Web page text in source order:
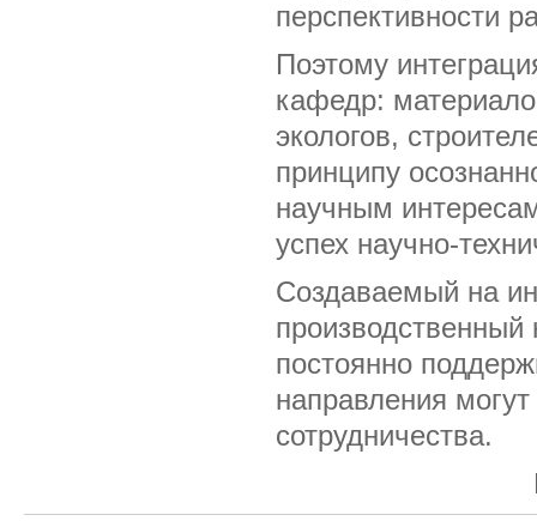
перспективности
Поэтому
кафедр:
экологов,
принципу
научным
успех научно-
Создаваемый на
постоянно
направления
сотрудничества.